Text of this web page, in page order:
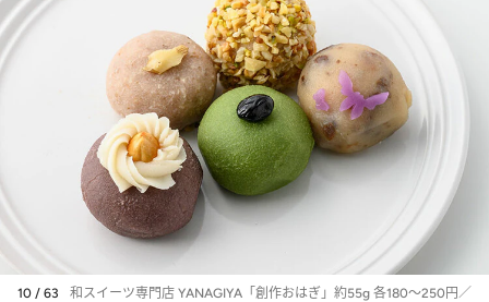
10 / 63
和スイーツ専門店 YANAGIYA「創作おはぎ」約55g 各180～250円／